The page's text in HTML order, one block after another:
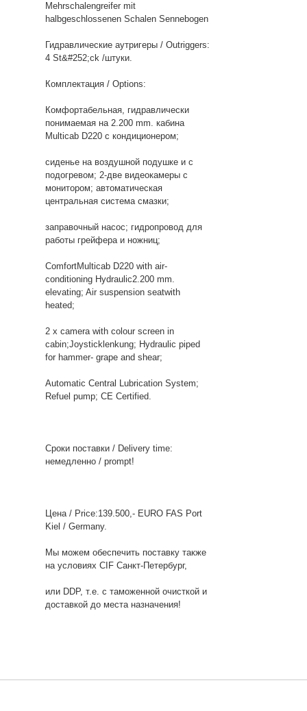
Mehrschalengreifer mit
halbgeschlossenen Schalen Sennebogen
Гидравлические аутригеры / Outriggers:
4 St&#252;ck /штуки.
Комплектация / Options:
Комфортабельная, гидравлически
понимаемая на 2.200 mm. кабина
Multicab D220 c кондиционером;
сиденье на воздушной подушке и с
подогревом; 2-две видеокамеры с
монитором; автоматическая
центральная система смазки;
заправочный насос; гидропровод для
работы грейфера и ножниц;
ComfortMulticab D220 with air-
conditioning Hydraulic2.200 mm.
elevating; Air suspension seatwith
heated;
2 x camera with colour screen in
cabin;Joysticklenkung; Hydraulic piped
for hammer- grape and shear;
Automatic Central Lubrication System;
Refuel pump; CE Certified.
Сроки поставки / Delivery time:
немедленно / prompt!
Цена / Price:139.500,- EURO FAS Port
Kiel / Germany.
Мы можем обеспечить поставку также
на условиях CIF Санкт-Петербург,
или DDP, т.е. с таможенной очисткой и
доставкой до места назначения!